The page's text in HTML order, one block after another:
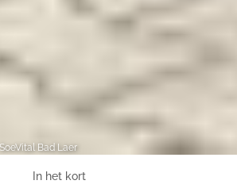
Bad Laer
In het kort